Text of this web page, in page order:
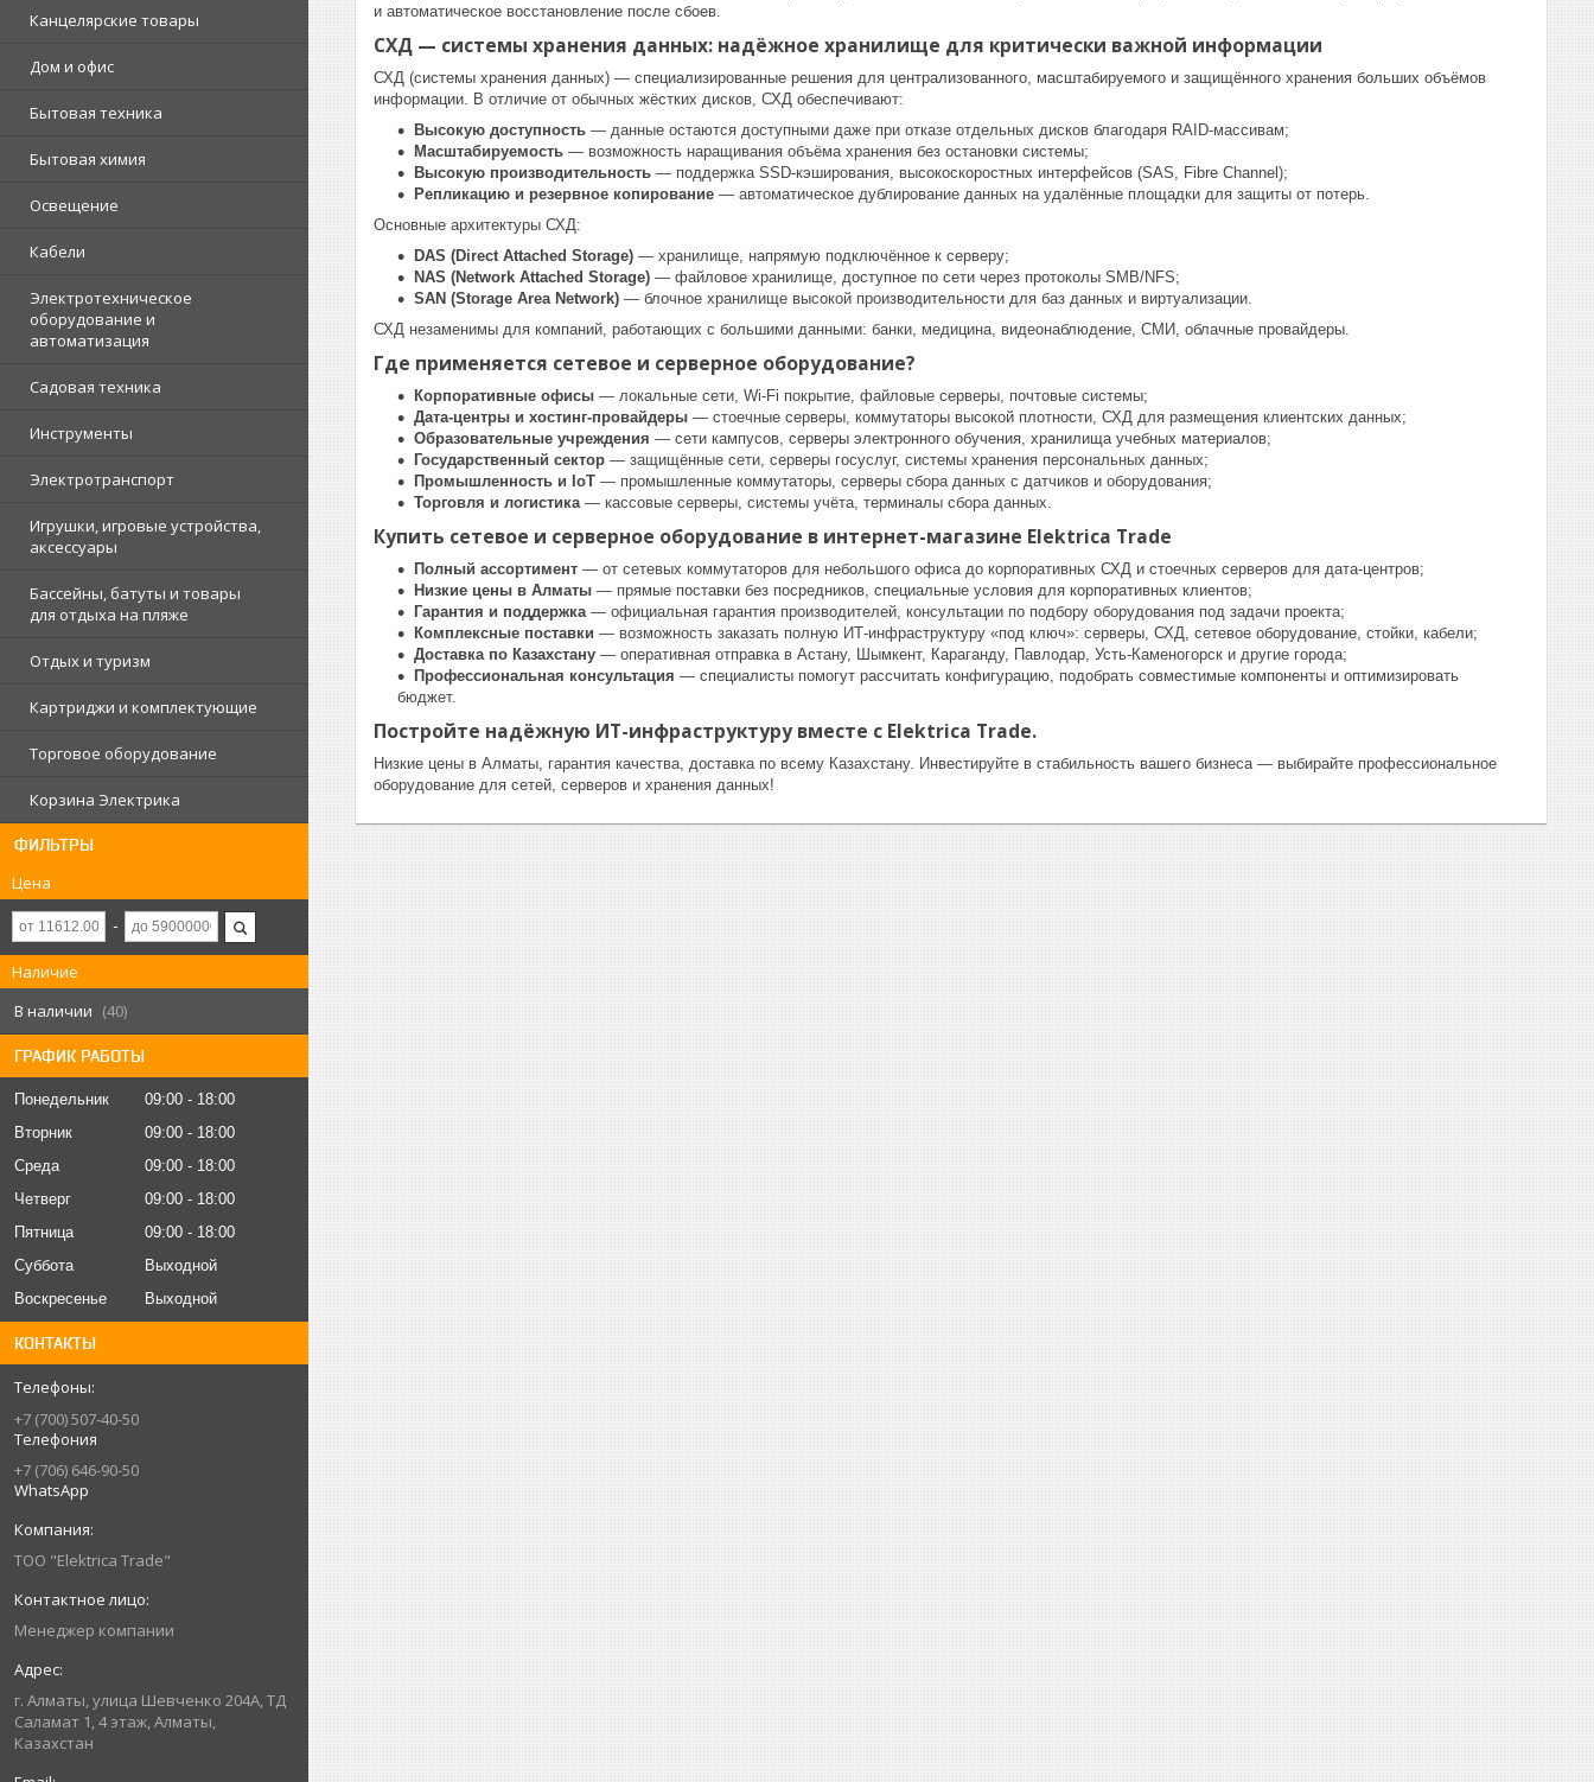
Канцелярские товары
Дом и офис
Бытовая техника
Бытовая химия
Освещение
Кабели
Электротехническое
оборудование и
автоматизация
Садовая техника
Инструменты
Электротранспорт
Игрушки, игровые устройства,
аксессуары
Бассейны, батуты и товары
для отдыха на пляже
Отдых и туризм
Картриджи и комплектующие
Торговое оборудование
Корзина Электрика
ФИЛЬТРЫ
Цена
Наличие
В наличии
40
ГРАФИК РАБОТЫ
Понедельник 09:00
18:00
Вторник
09:00
18:00
Среда
09:00
18:00
Четверг
09:00
18:00
Пятница
09:00
18:00
Суббота
Выходной
Воскресенье
Выходной
КОНТАКТЫ
+7 (700) 507-40-50
Телефония
+7 (706) 646-90-50
WhatsApp
ТОО "Elektrica Trade"
Менеджер компании
г. Алматы, улица Шевченко 204А, ТД
Саламат 1, 4 этаж, Алматы,
Казахстан
и автоматическое восстановление после сбоев.
СХД — системы хранения данных: надёжное хранилище для критически важной информации
СХД (системы хранения данных) — специализированные решения для централизованного, масштабируемого и защищённого хранения больших объёмов
информации. В отличие от обычных жёстких дисков, СХД обеспечивают:
Высокую доступность — данные остаются доступными даже при отказе отдельных дисков благодаря RAID-массивам;
Масштабируемость — возможность наращивания объёма хранения без остановки системы;
Высокую производительность — поддержка SSD-кэширования, высокоскоростных интерфейсов (SAS, Fibre Channel);
Репликацию и резервное копирование — автоматическое дублирование данных на удалённые площадки для защиты от потерь.
Основные архитектуры СХД:
DAS (Direct Attached Storage) — хранилище, напрямую подключённое к серверу;
NAS (Network Attached Storage) — файловое хранилище, доступное по сети через протоколы SMB/NFS;
SAN (Storage Area Network) — блочное хранилище высокой производительности для баз данных и виртуализации.
СХД незаменимы для компаний, работающих с большими данными: банки, медицина, видеонаблюдение, СМИ, облачные провайдеры.
Где применяется сетевое и серверное оборудование?
Корпоративные офисы — локальные сети, Wi-Fi покрытие, файловые серверы, почтовые системы;
Дата-центры и хостинг-провайдеры — стоечные серверы, коммутаторы высокой плотности, СХД для размещения клиентских данных;
Образовательные учреждения — сети кампусов, серверы электронного обучения, хранилища учебных материалов;
Государственный сектор — защищённые сети, серверы госуслуг, системы хранения персональных данных;
Промышленность и IoT — промышленные коммутаторы, серверы сбора данных с датчиков и оборудования;
Торговля и логистика— кассовые серверы, системы учёта, терминалы сбора данных.
Купить сетевое и серверное оборудование в интернет-магазине Elektrica Trade
Полный ассортимент — от сетевых коммутаторов для небольшого офиса до корпоративных СХД и стоечных серверов для дата-центров;
Низкие цены в Алматы — прямые поставки без посредников, специальные условия для корпоративных клиентов;
Гарантия и поддержка— официальная гарантия производителей, консультации по подбору оборудования под задачи проекта;
Комплексные поставки — возможность заказать полную ИТ-инфраструктуру «под ключ»: серверы, СХД, сетевое оборудование, стойки, кабели;
Доставка по Казахстану — оперативная отправка в Астану, Шымкент, Караганду, Павлодар, Усть-Каменогорск и другие города;
Профессиональная консультация — специалисты помогут рассчитать конфигурацию, подобрать совместимые компоненты и оптимизировать
бюджет.
Постройте надёжную ИТ-инфраструктуру вместе с Elektrica Trade.
Низкие цены в Алматы, гарантия качества, доставка по всему Казахстану. Инвестируйте в стабильность вашего бизнеса — выбирайте профессиональное
оборудование для сетей, серверов и хранения данных!